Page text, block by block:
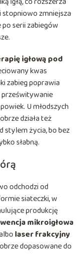
zmniejsza
serii zabiegów
igłową pod
kwas
zabieg poprawia
prześwitywanie
U młodszych
działa też
stylem życia, bo bez
słabną.
odchodzi od
siateczki, w
produkcję
mikroigłowa
laser frakcyjny
dopasowane do